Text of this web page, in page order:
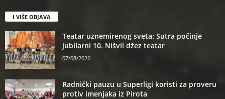
I VIŠE OBJAVA
Teatar uznemirenog sveta: Sutra počinje
jubilarni 10. Nišvil džez teatar
07/08/2026
Radnički pauzu u Superligi koristi za proveru
protiv imenjaka iz Pirota